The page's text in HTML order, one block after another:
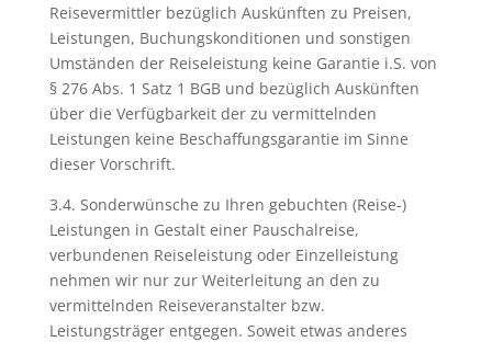
Reisevermittler bezüglich Auskünften zu Preisen,
Leistungen, Buchungskonditionen und sonstigen
Umständen der Reiseleistung keine Garantie i.S. von
§ 276 Abs. 1 Satz 1 BGB und bezüglich Auskünften
über die Verfügbarkeit der zu vermittelnden
Leistungen keine Beschaffungsgarantie im Sinne
dieser Vorschrift.
3.4. Sonderwünsche zu Ihren gebuchten (Reise-)
Leistungen in Gestalt einer Pauschalreise,
verbundenen Reiseleistung oder Einzelleistung
nehmen wir nur zur Weiterleitung an den zu
vermittelnden Reiseveranstalter bzw.
Leistungsträger entgegen. Soweit etwas anderes